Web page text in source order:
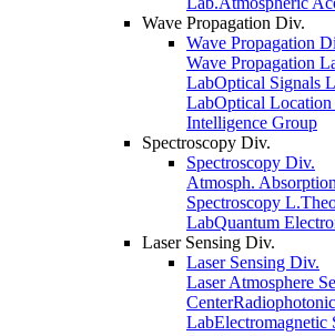
Wave Propagation Div.
Wave Propagation
Wave Propagation
LabOptical Signals
LabOptical
Intelligence Group
Spectroscopy Div.
Spectroscopy Div.
Atmosph.
Spectroscopy L.
LabQuantum
Laser Sensing Div.
Laser Sensing Div.
Laser Atmosphere
Center
LabElectromagnetic